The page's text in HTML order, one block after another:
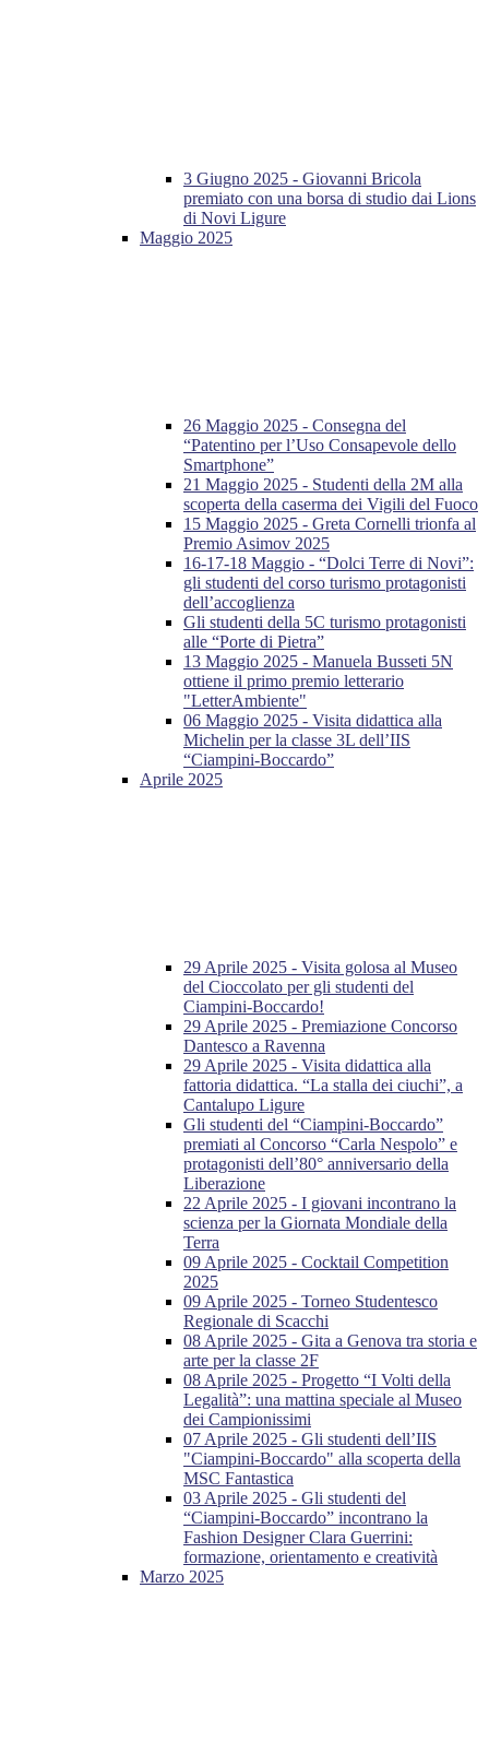
3 Giugno 2025 - Giovanni Bricola
premiato con una borsa di studio dai Lions
di Novi Ligure
Maggio 2025
26 Maggio 2025 - Consegna del
“Patentino per l’Uso Consapevole dello
Smartphone”
21 Maggio 2025 - Studenti della 2M alla
scoperta della caserma dei Vigili del Fuoco
15 Maggio 2025 - Greta Cornelli trionfa al
Premio Asimov 2025
16-17-18 Maggio - “Dolci Terre di Novi”:
gli studenti del corso turismo protagonisti
dell’accoglienza
Gli studenti della 5C turismo protagonisti
alle “Porte di Pietra”
13 Maggio 2025 - Manuela Busseti 5N
ottiene il primo premio letterario
"LetterAmbiente"
06 Maggio 2025 - Visita didattica alla
Michelin per la classe 3L dell’IIS
“Ciampini-Boccardo”
Aprile 2025
29 Aprile 2025 - Visita golosa al Museo
del Cioccolato per gli studenti del
Ciampini-Boccardo!
29 Aprile 2025 - Premiazione Concorso
Dantesco a Ravenna
29 Aprile 2025 - Visita didattica alla
fattoria didattica. “La stalla dei ciuchi”, a
Cantalupo Ligure
Gli studenti del “Ciampini-Boccardo”
premiati al Concorso “Carla Nespolo” e
protagonisti dell’80° anniversario della
Liberazione
22 Aprile 2025 - I giovani incontrano la
scienza per la Giornata Mondiale della
Terra
09 Aprile 2025 - Cocktail Competition
2025
09 Aprile 2025 - Torneo Studentesco
Regionale di Scacchi
08 Aprile 2025 - Gita a Genova tra storia e
arte per la classe 2F
08 Aprile 2025 - Progetto “I Volti della
Legalità”: una mattina speciale al Museo
dei Campionissimi
07 Aprile 2025 - Gli studenti dell’IIS
"Ciampini-Boccardo" alla scoperta della
MSC Fantastica
03 Aprile 2025 - Gli studenti del
“Ciampini-Boccardo” incontrano la
Fashion Designer Clara Guerrini:
formazione, orientamento e creatività
Marzo 2025